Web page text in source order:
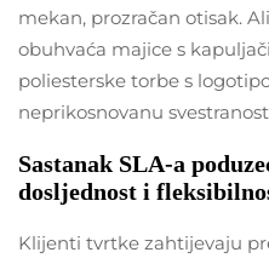
mekan, prozračan otisak.
obuhvaća majice s
poliesterske torbe s
neprikosnovanu
Sastanak SLA-a
dosljednost i
Klijenti tvrtke zahtijevaju